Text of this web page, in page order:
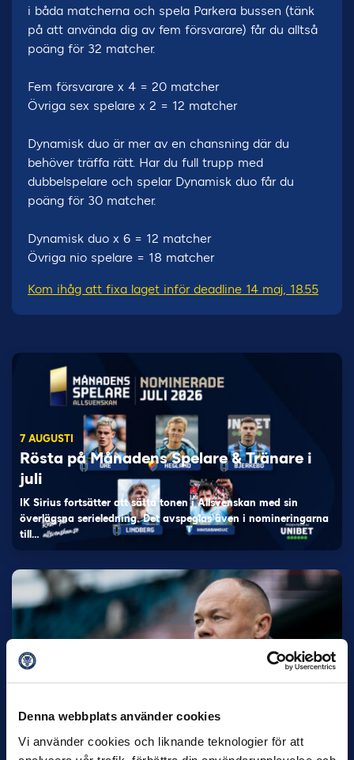
Denna webbplats använder cookies
Vi använder cookies och liknande teknologier för att
i båda matcherna och spela Parkera bussen (tänk
på att använda dig av fem försvarare) får du alltså
poäng för 32 matcher.
Fem försvarare x 4 = 20 matcher
Övriga sex spelare x 2 = 12 matcher
Dynamisk duo är mer av en chansning där du
behöver träffa rätt. Har du full trupp med
dubbelspelare och spelar Dynamisk duo får du
poäng för 30 matcher.
Dynamisk duo x 6 = 12 matcher
Övriga nio spelare = 18 matcher
Kom ihåg att fixa laget inför deadline 14 maj, 18.55
7 AUGUSTI
Rösta på Månadens Spelare & Tränare i
juli
IK Sirius fortsätter att sätta tonen i Allsvenskan med sin
överlägsna serieledning. Det avspeglas även i nomineringarna
till…
Under måndagseftermiddagen meddelade IFK Göteborg att
Stefan Billborns uppdrag som huvudtränare i herrlaget har